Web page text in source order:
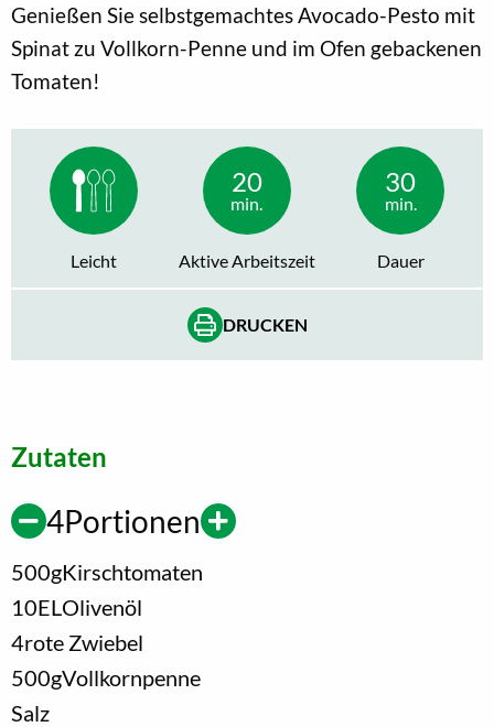
Genießen Sie selbstgemachtes Avocado-Pesto mit
Spinat zu Vollkorn-Penne und im Ofen gebackenen
Tomaten!
Leicht
20
min.
Aktive Arbeitszeit
30
min.
Dauer
DRUCKEN
Zutaten
4Portionen
500gKirschtomaten
10EL Olivenöl
4rote Zwiebel
500gVollkornpenne
Salz